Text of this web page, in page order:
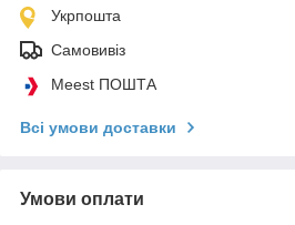
Укрпошта
Самовивіз
Meest ПОШТА
Всі умови доставки
Умови оплати